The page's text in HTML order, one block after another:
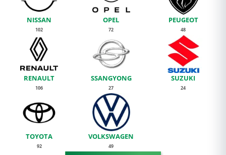
NISSAN
102
OPEL
72
PEUGEOT
48
RENAULT
106
SSANGYONG
27
SUZUKI
24
TOYOTA
92
VOLKSWAGEN
49